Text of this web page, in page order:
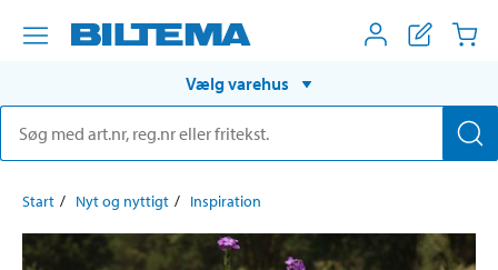
Vælg varehus
Start Nyt og nyttigt Inspiration